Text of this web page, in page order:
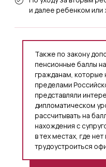
и далее ребенком или
Также по закону
пенсионные баллы
гражданам, которые
пределами
представляли
дипломатическом
рассчитывать на
нахождения с
в тех местах, где
трудоустроиться